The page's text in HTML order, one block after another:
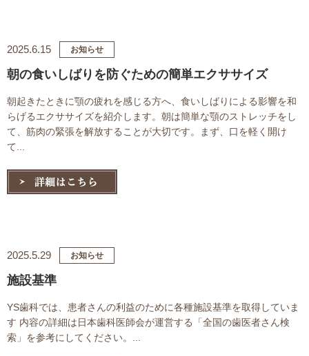
2025.6.15 お知らせ
朝の食いしばりを防ぐための簡単エクササイズ
朝起きたときに顎の疲れを感じる方へ、食いしばりによる影響を和
らげるエクササイズを紹介します。朝は簡単な顎のストレッチをし
て、筋肉の緊張を解放することが大切です。まず、口を軽く開け
て...
2025.5.29 お知らせ
施設基準
YS歯科では、患者さんの利益のために各種施設基準を取得していま
す 内容の詳細は日本歯科医師会が運営する「全国の歯医者さん検
索」を参考にしてください。...